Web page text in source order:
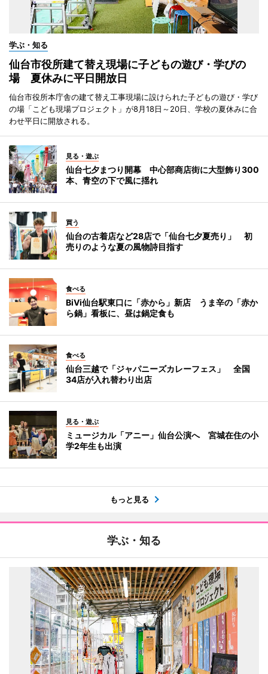
学ぶ・知る
仙台市役所建て替え現場に子どもの遊び・学びの
場 夏休みに平日開放日
仙台市役所本庁舎の建て替え工事現場に設けられた子どもの遊び・学び
の場「こども現場プロジェクト」が8月18日～20日、学校の夏休みに合
わせ平日に開放される。
見る・遊ぶ
仙台七夕まつり開幕 中心部商店街に大型飾り300
本、青空の下で風に揺れ
買う
仙台の古着店など28店で「仙台七夕夏売り」 初
売りのような夏の風物詩目指す
食べる
BiVi仙台駅東口に「赤から」新店 うま辛の「赤か
ら鍋」看板に、昼は鍋定食も
食べる
仙台三越で「ジャパニーズカレーフェス」 全国
34店が入れ替わり出店
見る・遊ぶ
ミュージカル「アニー」仙台公演へ 宮城在住の小
学2年生も出演
もっと見る
学ぶ・知る